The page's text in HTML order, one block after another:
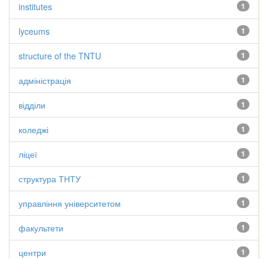
1
institutes
1
lyceums
1
structure of the TNTU
1
адміністрація
1
відділи
1
коледжі
1
ліцеї
1
структура ТНТУ
1
управління університетом
1
факультети
1
центри